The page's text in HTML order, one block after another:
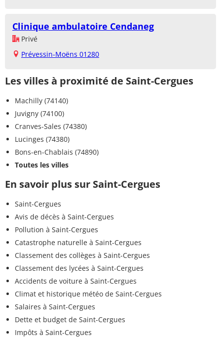
Clinique ambulatoire Cendaneg
Privé
Prévessin-Moëns 01280
Les villes à proximité de Saint-Cergues
Machilly (74140)
Juvigny (74100)
Cranves-Sales (74380)
Lucinges (74380)
Bons-en-Chablais (74890)
Toutes les villes
En savoir plus sur Saint-Cergues
Saint-Cergues
Avis de décès à Saint-Cergues
Pollution à Saint-Cergues
Catastrophe naturelle à Saint-Cergues
Classement des collèges à Saint-Cergues
Classement des lycées à Saint-Cergues
Accidents de voiture à Saint-Cergues
Climat et historique météo de Saint-Cergues
Salaires à Saint-Cergues
Dette et budget de Saint-Cergues
Impôts à Saint-Cergues